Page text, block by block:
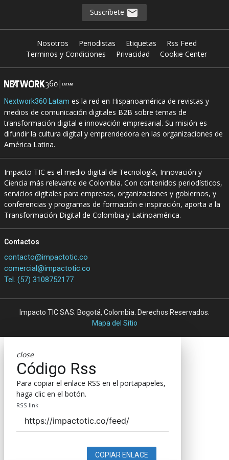
Suscríbete
Nosotros Periodistas Etiquetas
Rss Feed
Terminos y Condiciones
Privacidad Cookie Center
Nextwork360 Latam es la red en Hispanoamérica de revistas y
medios de comunicación digitales B2B sobre temas de
transformación digital e innovación empresarial. Su misión es
difundir la cultura digital y emprendedora en las organizaciones de
América Latina.
Impacto TIC es el medio digital de Tecnología, Innovación y
Ciencia más relevante de Colombia. Con contenidos periodísticos,
servicios digitales para empresas, organizaciones y gobiernos, y
conferencias y programas de formación e inspiración, aporta a la
Transformación Digital de Colombia y Latinoamérica.
Contactos
contacto@impactotic.co
comercial@impactotic.co
Tel. (57) 3108752177
Impacto TIC SAS. Bogotá, Colombia. Derechos Reservados.
Mapa del Sitio
close
Código Rss
Para copiar el enlace RSS en el portapapeles,
haga clic en el botón.
RSS link
COPIAR ENLACE